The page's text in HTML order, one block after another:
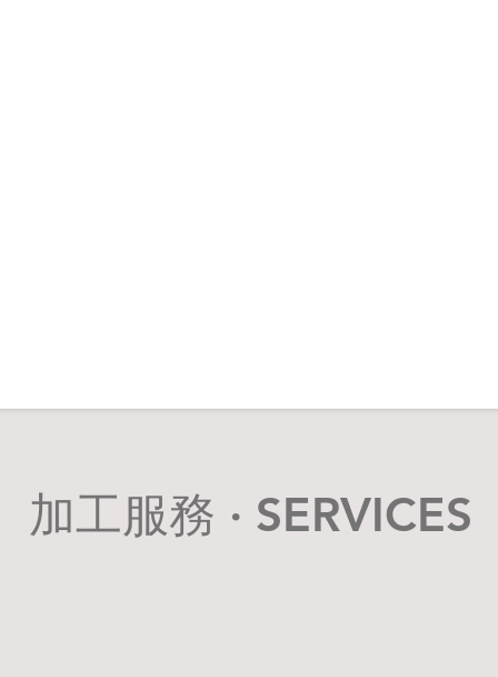
加工服務 · SERVICES